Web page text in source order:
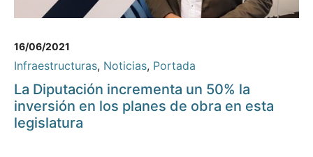
16/06/2021
Infraestructuras, Noticias, Portada
La Diputación incrementa un 50% la
inversión en los planes de obra en esta
legislatura